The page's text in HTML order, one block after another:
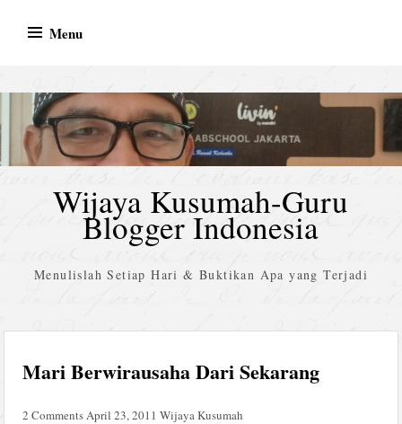
Menu
Wijaya Kusumah-Guru
Blogger Indonesia
Menulislah Setiap Hari & Buktikan Apa yang Terjadi
Mari Berwirausaha Dari Sekarang
2 Comments April 23, 2011 Wijaya Kusumah